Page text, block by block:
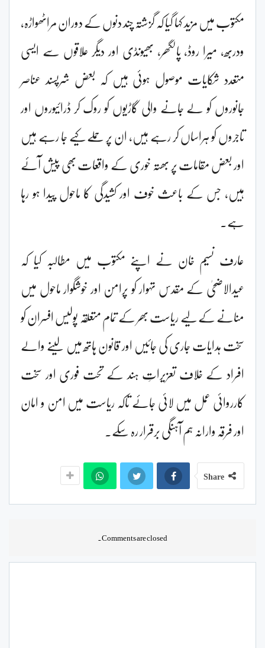
مکتوب میں مزید کہا گیا کہ گزشتہ چند دنوں کے دوران مراٹھواڑہ،
ودربھ، میرا روڈ، پالگھر، بھیونڈی اور دیگر علاقوں سے ایسی
متعدد شکایات موصول ہوئی ہیں کہ بعض شرپسند عناصر
جانوروں کو لے جانے والی گاڑیوں کو روک کر ڈرائیوروں اور
تاجروں کو ہراساں کر رہے ہیں، ان پر حملے کیے جا رہے ہیں
اور بعض مقامات پر بھتہ خوری کے واقعات بھی پیش آئے
ہیں، جس کے باعث خوف اور کشیدگی کا ماحول پیدا ہو رہا
ہے۔
عارف نسیم خان نے اپنے مکتوب میں مطالبہ کیا کہ
عیدالاضحیٰ کے مقدس تہوار کو پرامن اور خوشگوار ماحول میں
منانے کے لیے ریاست بھر کے تمام متعلقہ پولیس افسران کو
سخت ہدایات جاری کی جائیں اور قانون ہاتھ میں لینے والے
افراد کے خلاف تعزیراتِ ہند کے تحت فوری اور سخت
کارروائی عمل میں لائی جائے تاکہ ریاست میں امن و امان
اور فرقہ وارانہ ہم آہنگی برقرار رہ سکے۔
Share
Comments are closed.